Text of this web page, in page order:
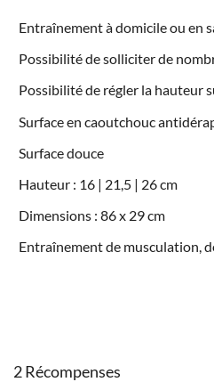
Entraînement à domicile ou en
Possibilité de solliciter de
Possibilité de régler la hauteur
Surface en caoutchouc
Surface douce
Hauteur : 16 | 21,5 | 26 cm
Dimensions : 86 x 29 cm
Entraînement de musculation,
2 Récompenses